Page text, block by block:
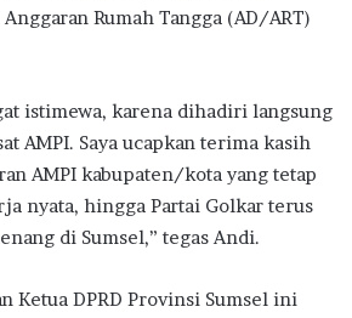
Rumah Tangga (AD/ART)
istimewa, karena dihadiri langsung
AMPI. Saya ucapkan terima kasih
AMPI kabupaten/kota yang tetap
nyata, hingga Partai Golkar terus
di Sumsel,” tegas Andi.
Ketua DPRD Provinsi Sumsel ini